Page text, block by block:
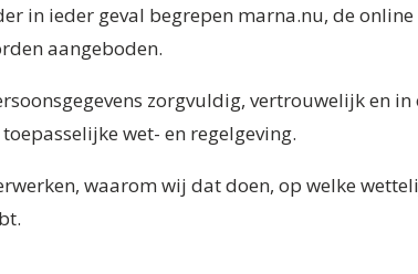
in ieder geval begrepen marna.nu, de
aangeboden.
zorgvuldig, vertrouwelijk en
wet- en regelgeving.
waarom wij dat doen, op welke